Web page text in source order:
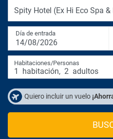
Spity Hotel (Ex Hi Eco Spa &
Día de entrada
14/08/2026
Habitaciones/Personas
1 habitación, 2 adultos
Quiero incluir un vuelo